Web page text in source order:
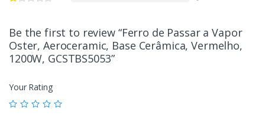
Be the first to review “Ferro de Passar a Vapor
Oster, Aeroceramic, Base Cerâmica, Vermelho,
1200W, GCSTBS5053”
Your Rating